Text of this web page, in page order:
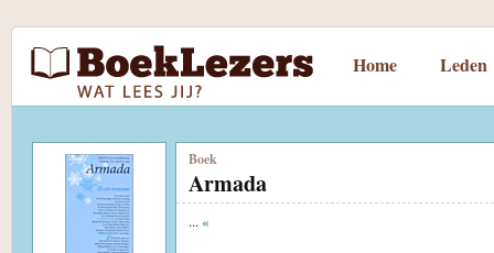
Home Leden
Boek
Armada
... «